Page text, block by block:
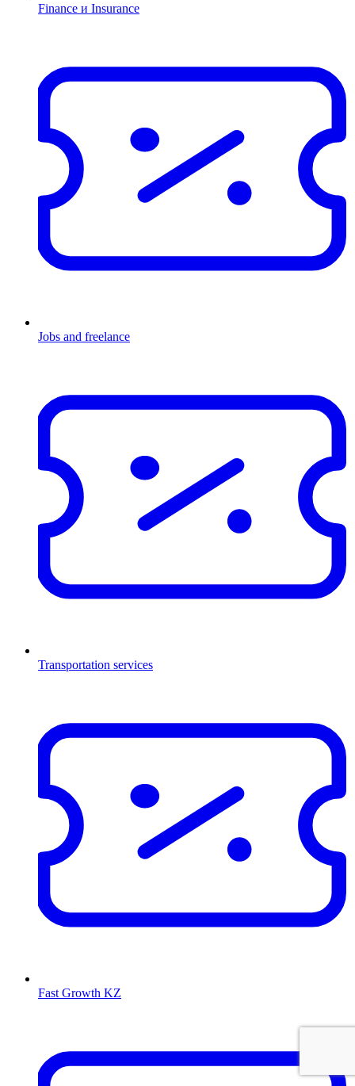
Finance и Insurance
Jobs and freelance
Transportation services
Fast Growth KZ